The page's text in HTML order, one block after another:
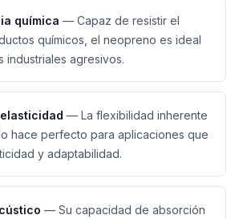
química — Capaz de resistir el
químicos, el neopreno es ideal
industriales agresivos.
— La flexibilidad inherente
hace perfecto para aplicaciones que
y adaptabilidad.
— Su capacidad de absorción